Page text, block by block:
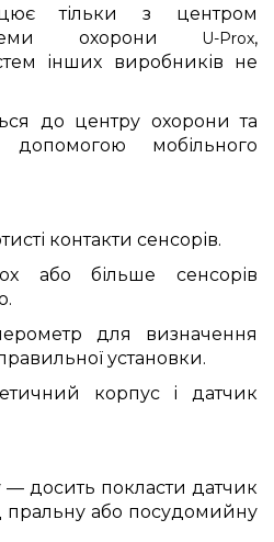
тільки з центром
охорони U-Prox,
інших виробників не
до центру охорони та
допомогою мобільного
контакти сенсорів.
або більше сенсорів
для визначення
установки.
корпус і датчик
— досить покласти датчик
пральну або посудомийну